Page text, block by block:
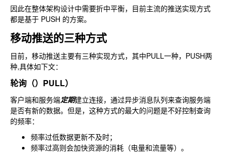
因此在整体架构设计中需要折中平衡，目前主流的推送实现方式
都是基于 PUSH 的方案。
移动推送的三种方式
目前，移动推送主要有三种实现方式，其中PULL一种，PUSH两
种,具体如下文：
轮询（）PULL）
客户端和服务端定期建立连接，通过异步消息队列来查询服务端
是否有新的数据。但是，这种方式的最大的问题是不好控制查询
的频率：
频率过低数据更新不及时；
频率过高则会加快资源的消耗（电量和流量等）。